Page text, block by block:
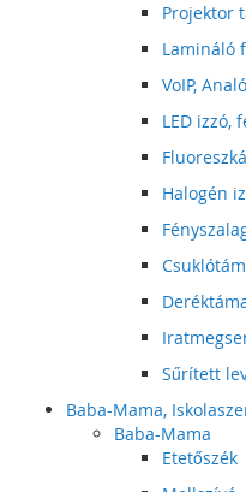
Projektor
Lamináló
VoIP,
LED izzó,
Halogén
Sűrített
Baba-Mama,
Baba-Mama
Etetőszék